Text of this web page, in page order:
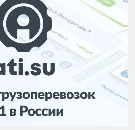
ИТ в
грузы
и
грузы
и